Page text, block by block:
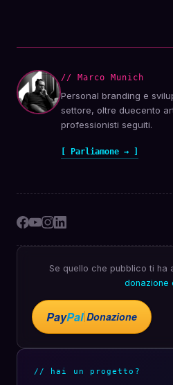
// Marco Munich
Personal branding e
settore, oltre duecento
professionisti seguiti.
[ Parliamone → ]
Se quello che pubblico ti ha
donazione
PayPal Donazione
// hai un progetto?